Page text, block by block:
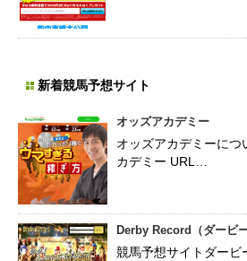
新着競馬予想サイト
オッズアカデミー
オッズアカデミーにつ
カデミー URL…
Derby Record（ダービ
競馬予想サイトダービ